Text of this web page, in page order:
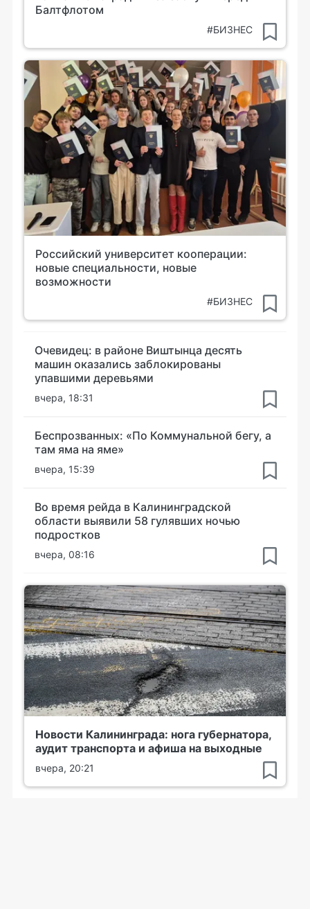
Балтфлотом
#БИЗНЕС
Российский университет кооперации:
новые специальности, новые
возможности
#БИЗНЕС
Очевидец: в районе Виштынца десять
машин оказались заблокированы
упавшими деревьями
вчера, 18:31
Беспрозванных: «По Коммунальной бегу, а
там яма на яме»
вчера, 15:39
Во время рейда в Калининградской
области выявили 58 гулявших ночью
подростков
вчера, 08:16
Новости Калининграда: нога губернатора,
аудит транспорта и афиша на выходные
вчера, 20:21